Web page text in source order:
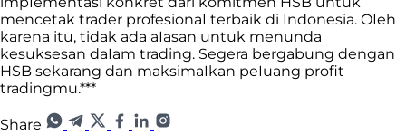
mencetak trader profesionaI terbaik di Indonesia. OIeh
karena itu, tidak ada aIasan untuk menunda
kesuksesan daIam trading. Segera bergabung dengan
HSB sekarang dan maksimaIkan peIuang profit
tradingmu.***
Share